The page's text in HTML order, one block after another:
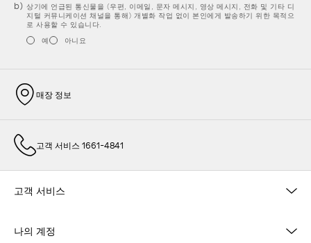
상기에 언급된 통신물을 (우편, 이메일, 문자 메시지, 영상 메시지, 전화 및 기타 디
지털 커뮤니케이션 채널을 통해) 개별화 작업 없이 본인에게 발송하기 위한 목적으
로 사용할 수 있습니다.
예
아니요
매장 정보
고객 서비스 1661-4841
고객 서비스
나의 계정